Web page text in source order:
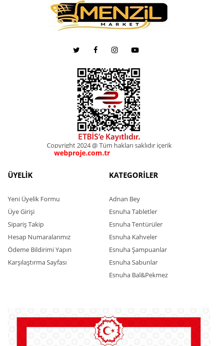
Copyright 2024 @ Tüm hakları saklıdır içerik
webproje.com.trwebproje.com.tr
ÜYELİK
Yeni Üyelik Formu
Üye Girişi
Sipariş Takip
Hesap Numaralarımız
Ödeme Bildirimi Yapın
Karşılaştırma Sayfası
KATEGORİLER
Adnan Bey
Esnuha Tabletler
Esnuha Tentürüler
Esnuha Kahveler
Esnuha Şampuanlar
Esnuha Sabunlar
Esnuha Bal&Pekmez